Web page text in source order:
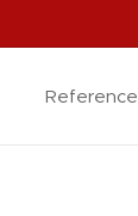
Reference